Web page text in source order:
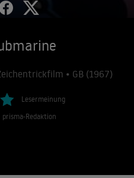
• GB (1967)
Lesermeinung
prisma-Redaktion